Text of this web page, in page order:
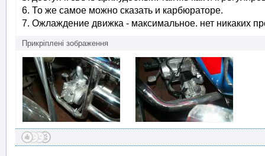
6. То же самое можно сказать и карбюраторе.
7. Ожлаждение движка - максимальное. нет никаких
Прикріплені зображення